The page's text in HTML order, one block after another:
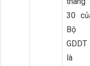
30
Bộ
GDDT
là